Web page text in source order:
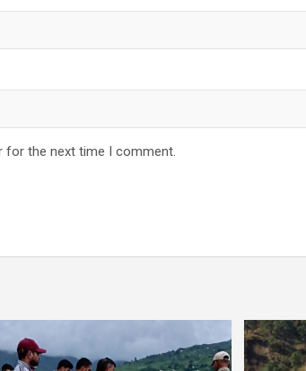
for the next time I comment.